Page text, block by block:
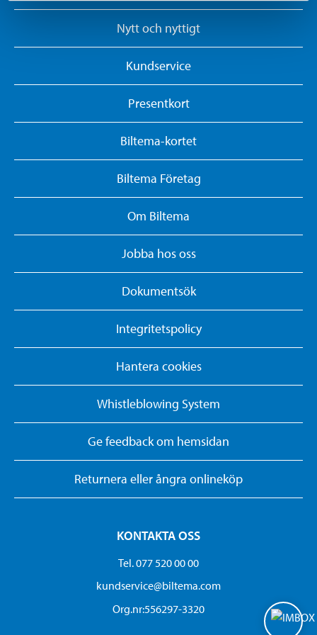
Nytt och nyttigt
Kundservice
Presentkort
Biltema-kortet
Biltema Företag
Om Biltema
Jobba hos oss
Dokumentsök
Integritetspolicy
Hantera cookies
Whistleblowing System
Ge feedback om hemsidan
Returnera eller ångra onlineköp
KONTAKTA OSS
Tel. 077 520 00 00
kundservice@biltema.com
Org.nr:556297-3320